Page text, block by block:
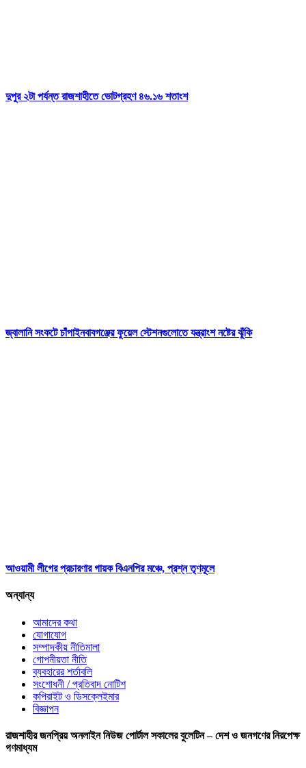
দুপুর ২টা পর্যন্ত রাজশাহীতে ভোটগ্রহণ ৪৬.১৬ শতাংশ
জ্বালানি সংকটে চাঁপাইনবাবগঞ্জের ফুয়েল স্টেশনগুলোতে যন্ত্রাংশ নষ্টের ঝুঁকি
আওয়ামী লীগের প্রচারণার গায়ক বিএনপির মঞ্চে, প্রশ্ন তৃণমূলে
অন্যান্য
আমাদের কথা
যোগাযোগ
সম্পাদকীয় নীতিমালা
গোপনীয়তা নীতি
ব্যবহারের শর্তাবলি
সংশোধনী / প্রতিবাদ নোটিশ
কপিরাইট ও ডিসক্লেইমার
বিজ্ঞাপন
রাজশাহীর জনপ্রিয় অনলাইন নিউজ পোর্টাল সকালের বুলেটিন – দেশ ও জনগণের নিরপেক্ষ
গণমাধ্যম